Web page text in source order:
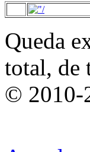
Queda
total, de
© 2010-